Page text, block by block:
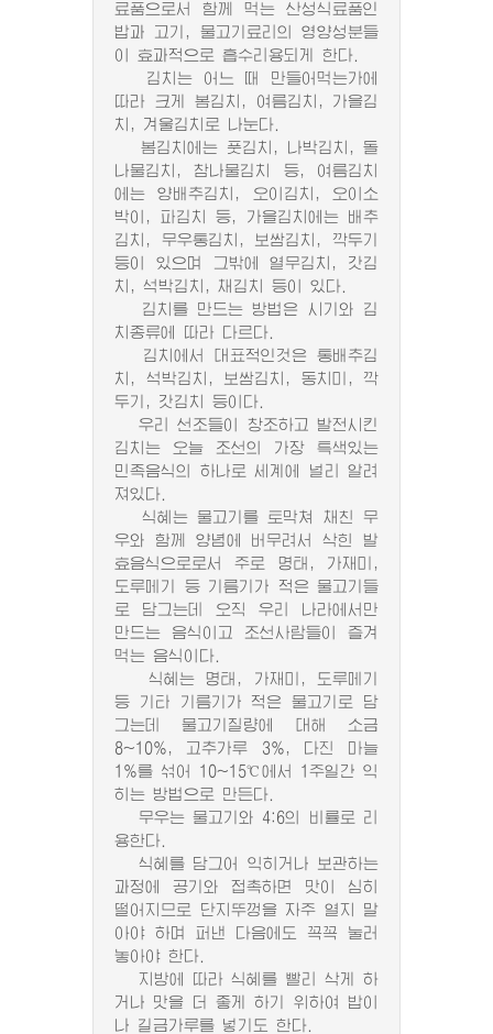
료품으로서 함께 먹는 산성식료품인
밥과 고기, 물고기료리의 영양성분들
이 효과적으로 흡수리용되게 한다.
김치는 어느 때 만들어먹는가에
따라 크게 봄김치, 여름김치, 가을김
치, 겨울김치로 나눈다.
봄김치에는 풋김치, 나박김치, 돌
나물김치, 참나물김치 등, 여름김치
에는 양배추김치, 오이김치, 오이소
박이, 파김치 등, 가을김치에는 배추
김치, 무우통김치, 보쌈김치, 깍두기
등이 있으며 그밖에 열무김치, 갓김
치, 석박김치, 채김치 등이 있다.
김치를 만드는 방법은 시기와 김
치종류에 따라 다르다.
김치에서 대표적인것은 통배추김
치, 석박김치, 보쌈김치, 동치미, 깍
두기, 갓김치 등이다.
우리 선조들이 창조하고 발전시킨
김치는 오늘 조선의 가장 특색있는
민족음식의 하나로 세계에 널리 알려
져있다.
식혜는 물고기를 토막쳐 채친 무
우와 함께 양념에 버무려서 삭힌 발
효음식으로로서 주로 명태, 가재미,
도루메기 등 기름기가 적은 물고기들
로 담그는데 오직 우리 나라에서만
만드는 음식이고 조선사람들이 즐겨
먹는 음식이다.
식혜는 명태, 가재미, 도루메기
등 기타 기름기가 적은 물고기로 담
그는데 물고기질량에 대해 소금
8~10%, 고추가루 3%, 다진 마늘
1%를 섞어 10~15℃에서 1주일간 익
히는 방법으로 만든다.
무우는 물고기와 4:6의 비률로 리
용한다.
식혜를 담그어 익히거나 보관하는
과정에 공기와 접촉하면 맛이 심히
떨어지므로 단지뚜껑을 자주 열지 말
아야 하며 퍼낸 다음에도 꼭꼭 눌러
놓아야 한다.
지방에 따라 식혜를 빨리 삭게 하
거나 맛을 더 좋게 하기 위하여 밥이
나 길금가루를 넣기도 한다.